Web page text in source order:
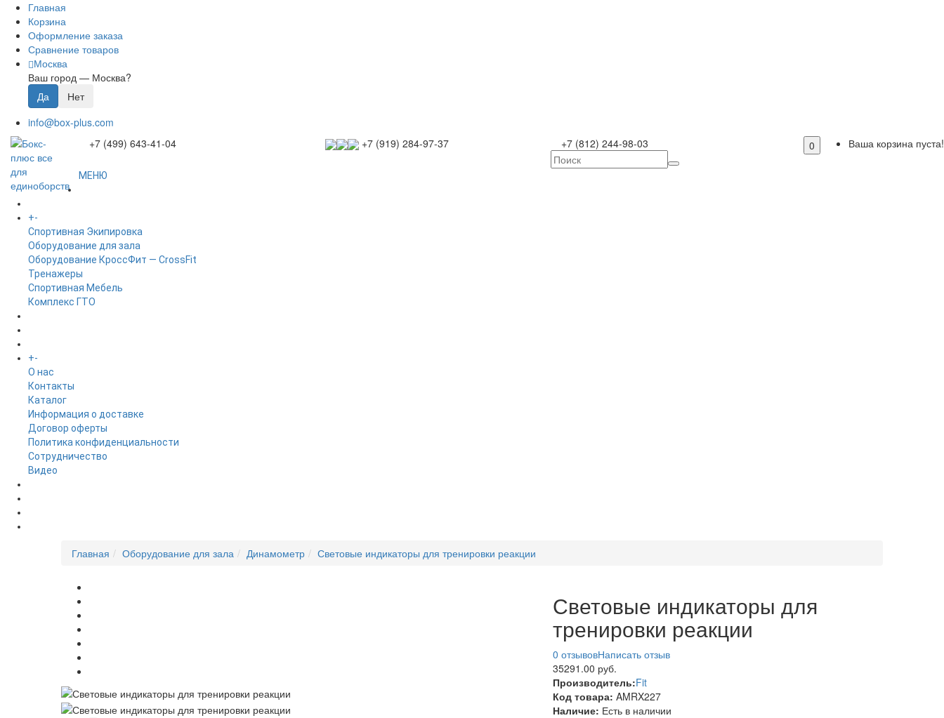
Главная
Корзина
Оформление заказа
Сравнение товаров
Москва
Ваш город — Москва?
info@box-plus.com
+7 (499) 643-41-04
+7 (919) 284-97-37 +7 (812) 244-98-03 0 Ваша корзина пуста!
МЕНЮ
+-
Спортивная Экипировка
Оборудование для зала
Оборудование КроссФит — CrossFit
Тренажеры
Спортивная Мебель
Комплекс ГТО
+-
O нас
Контакты
Каталог
Информация о доставке
Договор оферты
Политика конфиденциальности
Сотрудничество
Видео
Главная Оборудование для зала Динамометр Световые индикаторы для тренировки реакции
Световые индикаторы для
тренировки реакции
0 отзывовНаписать отзыв
35291.00 руб.
Производитель:Fit
Код товара: AMRX227
Наличие: Есть в наличии